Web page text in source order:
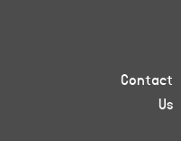
Contact
Us